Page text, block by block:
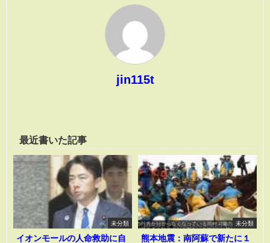
jin115t
最近書いた記事
未分類
イオンモールの人命救助に自
未分類
熊本地震：南阿蘇で新たに１